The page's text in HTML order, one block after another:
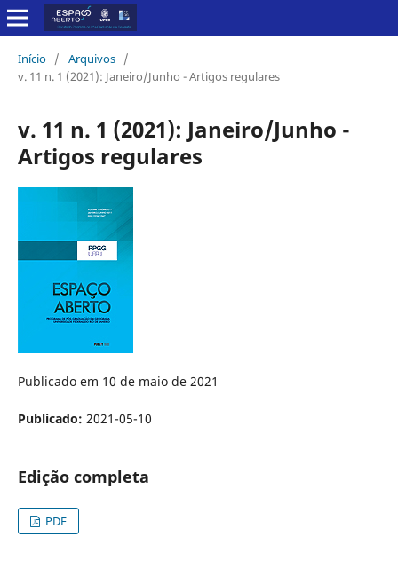
Início / Arquivos /
v. 11 n. 1 (2021): Janeiro/Junho - Artigos regulares
v. 11 n. 1 (2021): Janeiro/Junho -
Artigos regulares
Publicado em 10 de maio de 2021
Publicado: 2021-05-10
Edição completa
PDF